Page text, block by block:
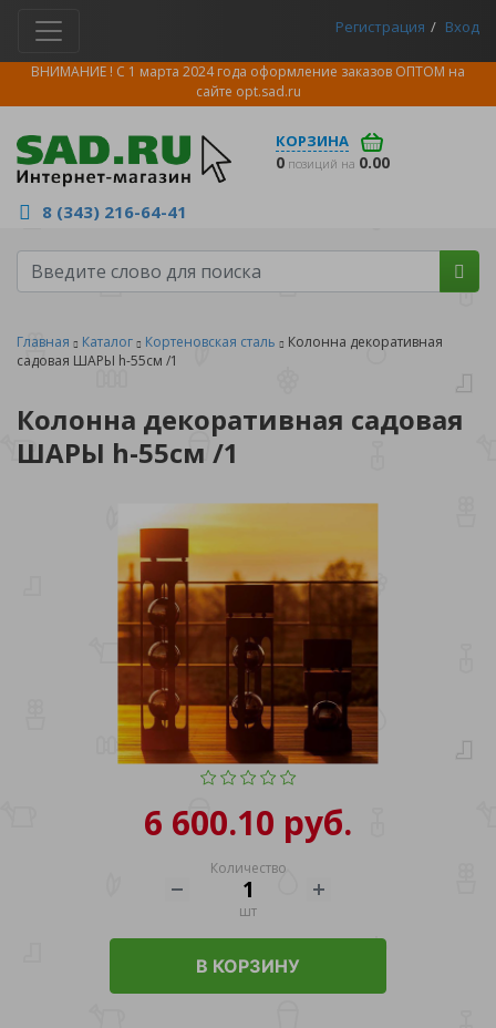
Регистрация Вход
ВНИМАНИЕ ! С 1 марта 2024 года оформление заказов ОПТОМ на
сайте opt.sad.ru
КОРЗИНА
0 позиций на 0.00
8 (343) 216-64-41
Главная Каталог Кортеновская сталь
Колонна декоративная
садовая ШАРЫ h-55см /1
Колонна декоративная садовая
ШАРЫ h-55см /1
6 600.10 руб.
Количество
шт
В КОРЗИНУ